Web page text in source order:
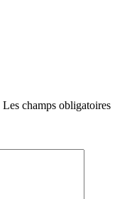
Les champs obligatoires